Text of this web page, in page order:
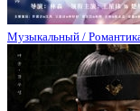
Музыкальный /